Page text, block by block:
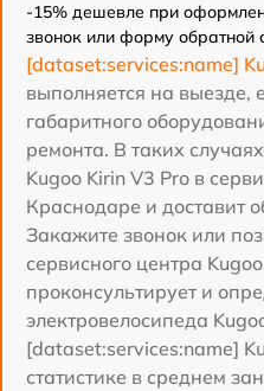
-15% дешевле при
звонок или форму обратной
[dataset:services:name]
выполняется на выезде,
габаритного
ремонта. В таких
Kugoo Kirin V3 Pro в
Краснодаре и доставит
Закажите звонок или
сервисного центра
проконсультирует и
электровелосипеда
[dataset:services:name]
статистике в среднем